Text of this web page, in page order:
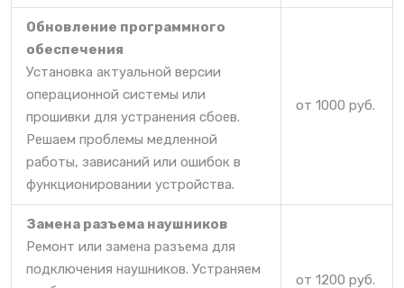
Обновление программного
обеспечения
Установка актуальной версии
операционной системы или
прошивки для устранения сбоев.
Решаем проблемы медленной
работы, зависаний или ошибок в
функционировании устройства.
от 1000 руб.
Замена разъема наушников
Ремонт или замена разъема для
подключения наушников. Устраняем
от 1200 руб.